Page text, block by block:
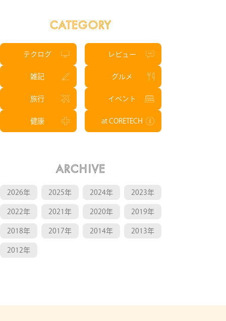
CATEGORY
テクログ レビュー
雑記 グルメ
旅行 イベント
健康 at CORETECH
ARCHIVE
2026年 2025年 2024年 2023年
2022年 2021年 2020年 2019年
2018年 2017年 2014年 2013年
2012年